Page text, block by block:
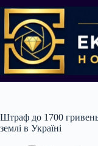
до
вмісту
Штраф до 1700
землі в Україні